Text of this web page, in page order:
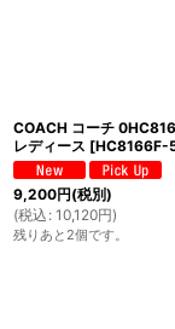
COACH コーチ
レディース [HC8166F-
9,200円(税別)
(税込 : 10,120円)
残りあと2個です。